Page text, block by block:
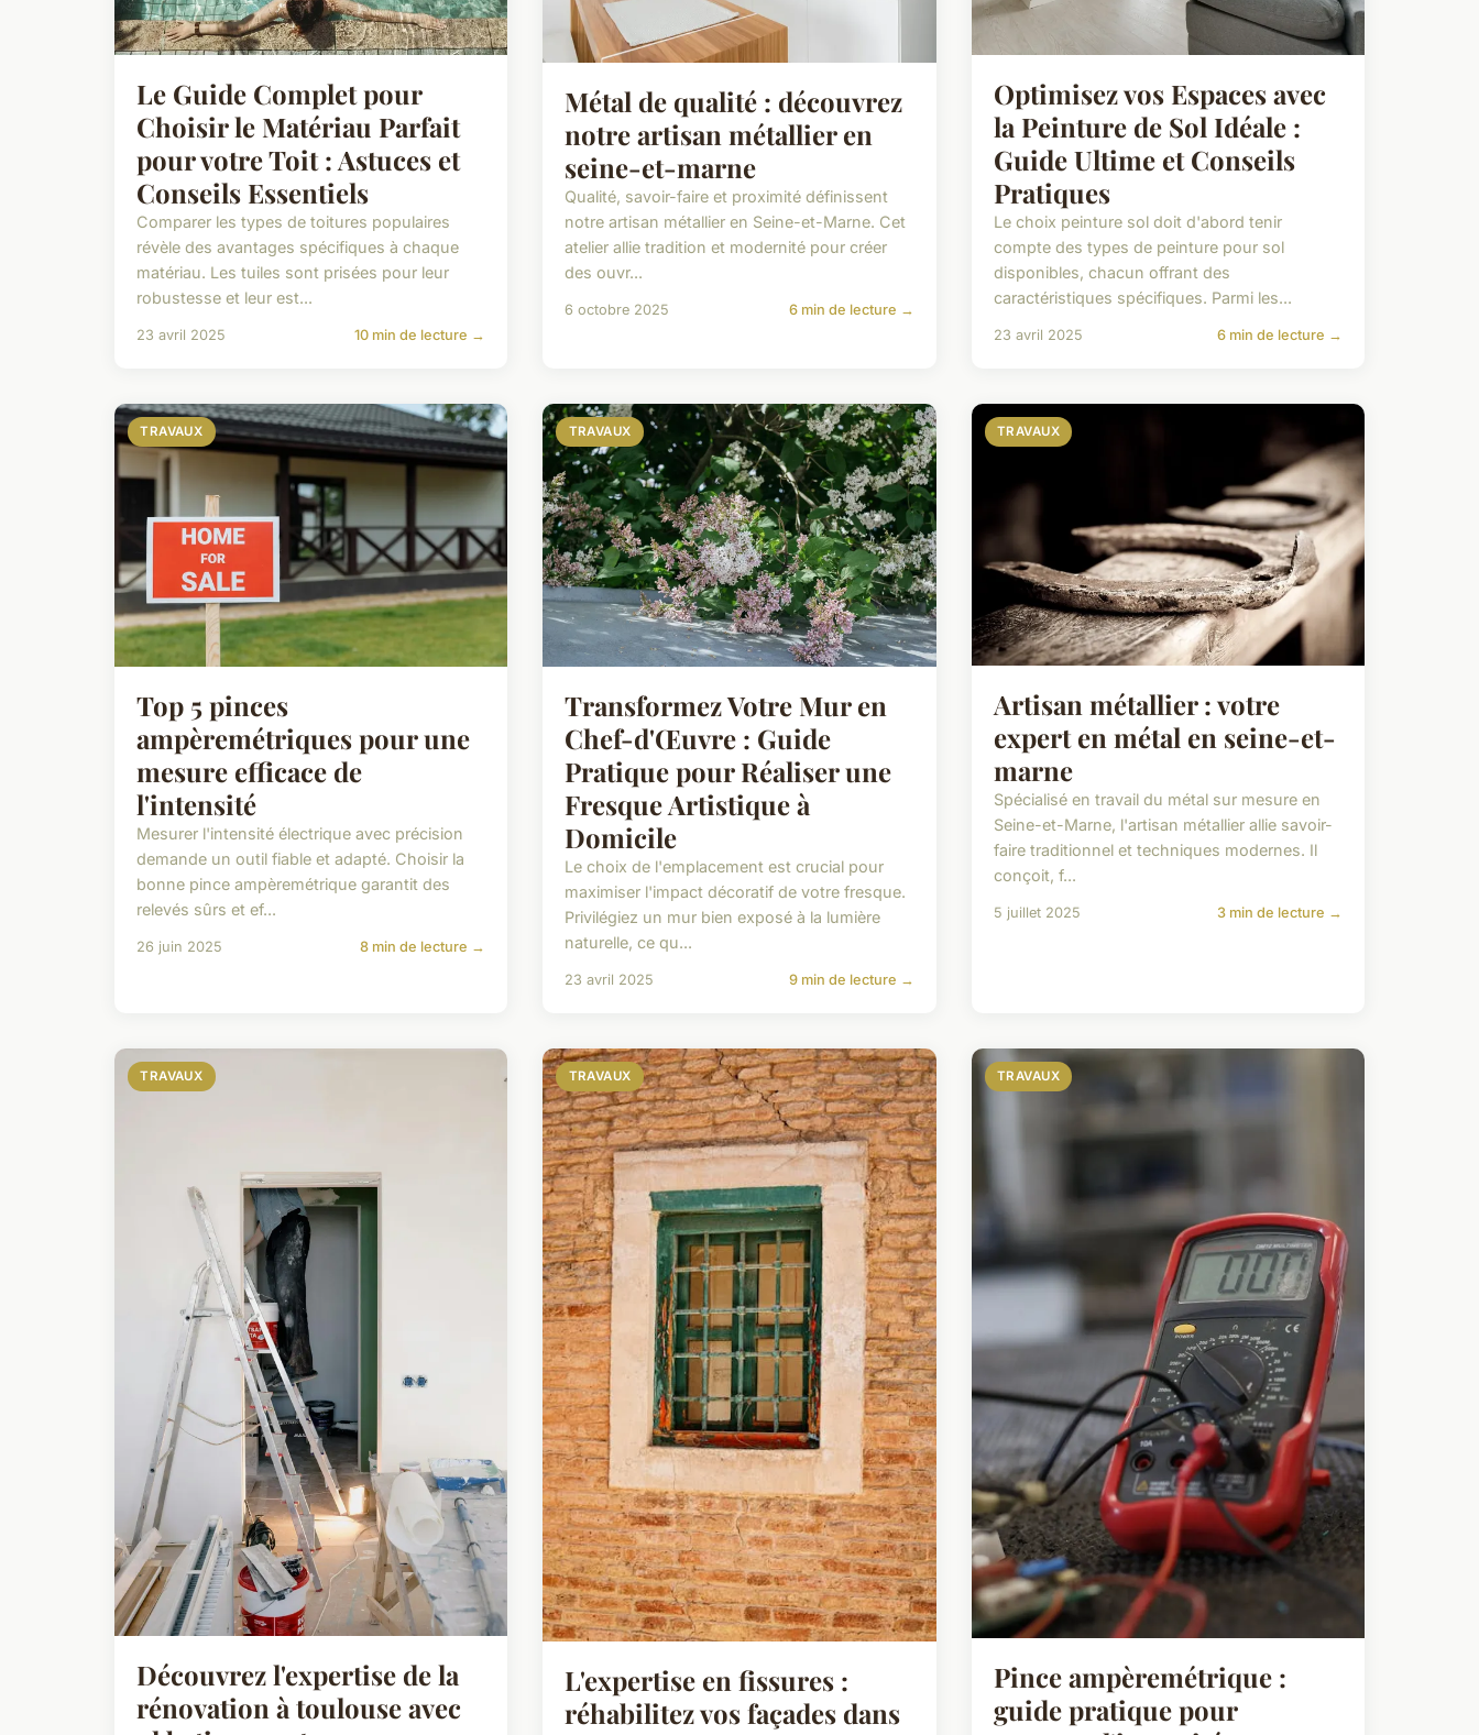
Le Guide Complet pour
Choisir le Matériau Parfait
pour votre Toit : Astuces et
Conseils Essentiels
Comparer les types de toitures populaires
révèle des avantages spécifiques à chaque
matériau. Les tuiles sont prisées pour leur
robustesse et leur est...
23 avril 2025 10 min de lecture →
Métal de qualité : découvrez
notre artisan métallier en
seine-et-marne
Qualité, savoir-faire et proximité définissent
notre artisan métallier en Seine-et-Marne. Cet
atelier allie tradition et modernité pour créer
des ouvr...
6 octobre 2025 6 min de lecture →
Optimisez vos Espaces avec
la Peinture de Sol Idéale :
Guide Ultime et Conseils
Pratiques
Le choix peinture sol doit d'abord tenir
compte des types de peinture pour sol
disponibles, chacun offrant des
caractéristiques spécifiques. Parmi les...
23 avril 2025 6 min de lecture →
TRAVAUX
Top 5 pinces
ampèremétriques pour une
mesure efficace de
l'intensité
Mesurer l'intensité électrique avec précision
demande un outil fiable et adapté. Choisir la
bonne pince ampèremétrique garantit des
relevés sûrs et ef...
26 juin 2025 8 min de lecture →
TRAVAUX
Transformez Votre Mur en
Chef-d'Œuvre : Guide
Pratique pour Réaliser une
Fresque Artistique à
Domicile
Le choix de l'emplacement est crucial pour
maximiser l'impact décoratif de votre fresque.
Privilégiez un mur bien exposé à la lumière
naturelle, ce qu...
23 avril 2025 9 min de lecture →
TRAVAUX
Artisan métallier : votre
expert en métal en seine-et-
marne
Spécialisé en travail du métal sur mesure en
Seine-et-Marne, l'artisan métallier allie savoir-
faire traditionnel et techniques modernes. Il
conçoit, f...
5 juillet 2025 3 min de lecture →
TRAVAUX
Découvrez l'expertise de la
rénovation à toulouse avec
TRAVAUX
L'expertise en fissures :
réhabilitez vos façades dans
TRAVAUX
Pince ampèremétrique :
guide pratique pour